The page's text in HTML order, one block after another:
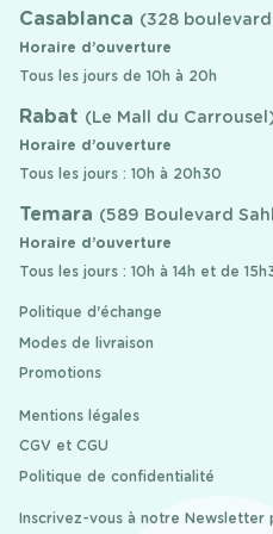
Casablanca (328
Horaire d’ouverture
Tous les jours de 10h à 20h
Rabat (Le Mall du
Horaire d’ouverture
Tous les jours : 10h à 20h30
Temara (589 Boulevard
Horaire d’ouverture
Tous les jours : 10h à 14h et de
Politique d'échange
Modes de livraison
Promotions
Mentions légales
CGV et CGU
Politique de confidentialité
Inscrivez-vous à notre Newsletter